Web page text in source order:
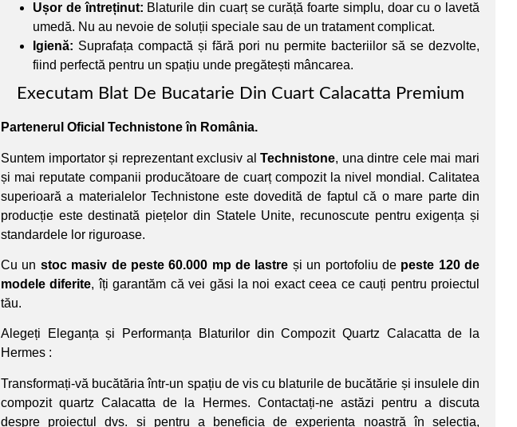
Ușor de întreținut: Blaturile din cuarț se curăță foarte simplu, doar cu o lavetă
umedă. Nu au nevoie de soluții speciale sau de un tratament complicat.
Igienă: Suprafața compactă și fără pori nu permite bacteriilor să se dezvolte,
fiind perfectă pentru un spațiu unde pregătești mâncarea.
Executam Blat De Bucatarie Din Cuart Calacatta Premium
Partenerul Oficial Technistone în România.
Suntem importator și reprezentant exclusiv alTechnistone, una dintre cele mai mari
și mai reputate companii producătoare de cuarț compozit la nivel mondial. Calitatea
superioară a materialelor Technistone este dovedită de faptul că o mare parte din
producție este destinată piețelor din Statele Unite, recunoscute pentru exigența și
standardele lor riguroase.
Cu un stoc masiv de peste 60.000 mp de lastre și un portofoliu de peste 120 de
modele diferite, îți garantăm că vei găsi la noi exact ceea ce cauți pentru proiectul
tău.
Alegeți Eleganța și Performanța Blaturilor din Compozit Quartz Calacatta de la
Hermes :
Transformați-vă bucătăria într-un spațiu de vis cu blaturile de bucătărie și insulele din
compozit quartz Calacatta de la Hermes. Contactați-ne astăzi pentru a discuta
despre proiectul dvs. și pentru a beneficia de experiența noastră în selecția,